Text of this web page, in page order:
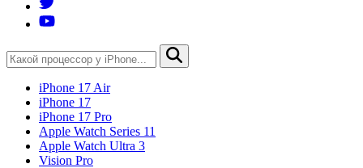
iPhone 17 Air
iPhone 17
iPhone 17 Pro
Apple Watch Series 11
Apple Watch Ultra 3
Vision Pro